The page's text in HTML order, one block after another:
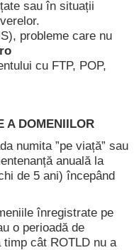
sau în situații
probleme care nu
cu FTP, POP,
A DOMENIILOR
numita ”pe viață” sau
anuală la
de 5 ani) începând
înregistrate pe
o perioadă de
cât ROTLD nu a